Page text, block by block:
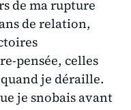
de ma rupture
de relation,
pensée, celles
je déraille.
je snobais avant